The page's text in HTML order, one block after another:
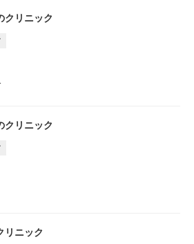
クリニック
クリニック
リニック